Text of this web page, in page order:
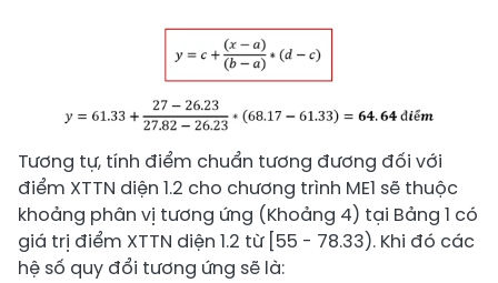
Tương tự, tính điểm chuẩn tương đương đối với
điểm XTTN diện 1.2 cho chương trình ME1 sẽ thuộc
khoảng phân vị tương ứng (Khoảng 4) tại Bảng 1 có
giá trị điểm XTTN diện 1.2 từ [55 - 78.33). Khi đó các
hệ số quy đổi tương ứng sẽ là: